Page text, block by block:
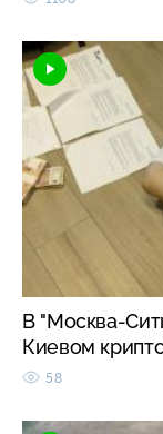
В "Москва-
Киевом
58